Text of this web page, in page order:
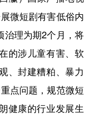
子 体育
康 军事
融 汽车
化 数字经济
溯源中国
微短剧有害低俗内
治理为期2个月，将
的涉儿童有害、软
、封建糟粕、暴力
点问题，规范微短
健康的行业发展生